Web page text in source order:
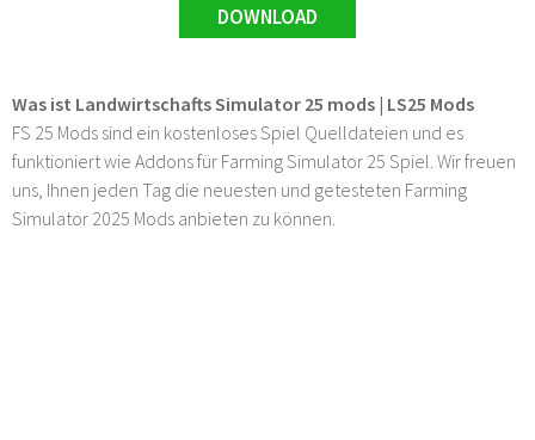
DOWNLOAD
Was ist Landwirtschafts Simulator 25 mods | LS25 Mods
FS 25 Mods sind ein kostenloses Spiel Quelldateien und es
funktioniert wie Addons für Farming Simulator 25 Spiel. Wir freuen
uns, Ihnen jeden Tag die neuesten und getesteten Farming
Simulator 2025 Mods anbieten zu können.